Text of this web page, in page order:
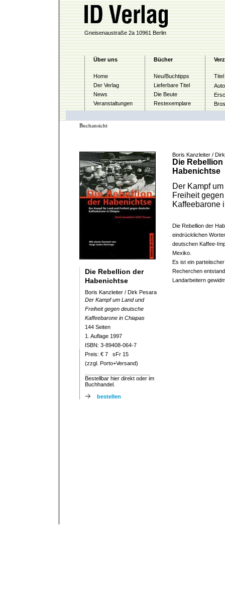
Gneisenaustraße 2a 10961 Berlin
Über uns
Home
Der Verlag
News
Veranstaltungen
Bücher
Neu/Buchtipps
Lieferbare Titel
Die Beute
Restexemplare
Buchansicht
Die Rebellion der
Habenichtse
Boris Kanzleiter / Dirk Pesara
Der Kampf um Land und
Freiheit gegen deutsche
Kaffeebarone in Chiapas
144 Seiten
1. Auflage 1997
ISBN: 3-89408-064-7
Preis: € 7 sFr 15
(zzgl. Porto+Versand)
Bestellbar hier direkt oder im
Buchhandel.
bestellen
Boris Kanzleiter /
Die Rebellion
Habenichtse
Der Kampf
Freiheit
Kaffeebarone
Die Rebellion der
eindrücklichen
deutschen Kaffee-
Mexiko.
Es ist ein
Recherchen
Landarbeitern